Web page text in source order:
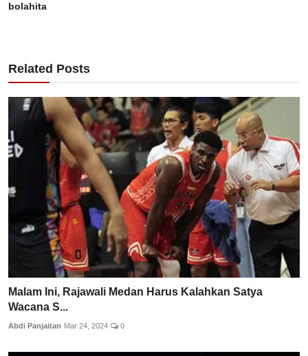
bolahita
Related Posts
Malam Ini, Rajawali Medan Harus Kalahkan Satya
Wacana S...
Abdi Panjaitan Mar 24, 2024 0